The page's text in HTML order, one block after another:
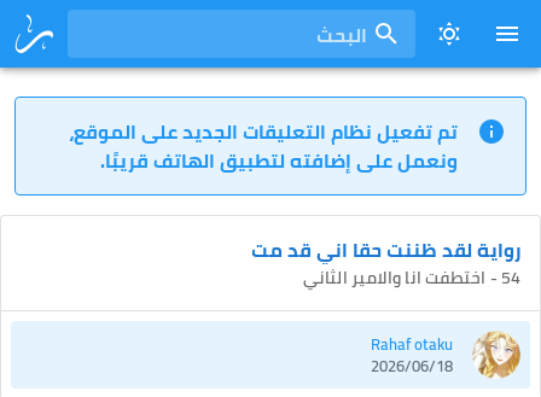
البحث
تم تفعيل نظام التعليقات الجديد على الموقع،
ونعمل على إضافته لتطبيق الهاتف قريبًا.
رواية لقد ظننت حقا اني قد مت
54 - اختطفت انا والامير الثاني
Rahaf otaku
2026/06/18